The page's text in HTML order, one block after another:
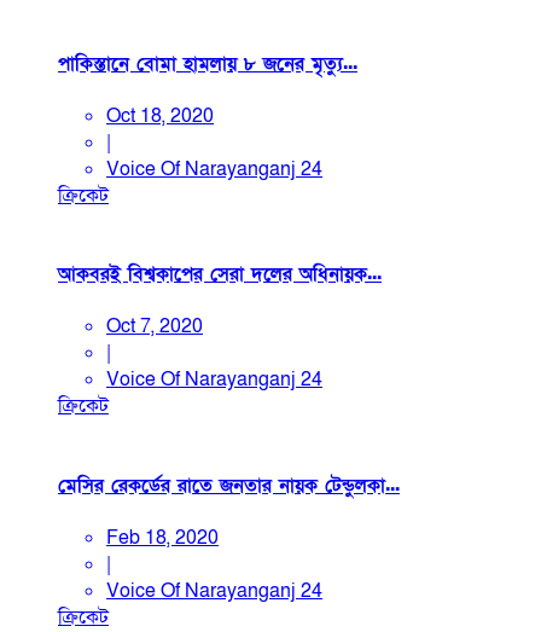
পাকিস্তানে বোমা হামলায় ৮ জনের মৃত্যু...
Oct 18, 2020
|
Voice Of Narayanganj 24
ক্রিকেট
আকবরই বিশ্বকাপের সেরা দলের অধিনায়ক...
Oct 7, 2020
|
Voice Of Narayanganj 24
ক্রিকেট
মেসির রেকর্ডের রাতে জনতার নায়ক টেন্ডুলকা...
Feb 18, 2020
|
Voice Of Narayanganj 24
ক্রিকেট